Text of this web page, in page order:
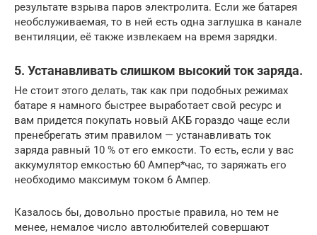
результате взрыва паров электролита. Если же батарея
необслуживаемая, то в ней есть одна заглушка в канале
вентиляции, её также извлекаем на время зарядки.
5. Устанавливать слишком высокий ток заряда.
Не стоит этого делать, так как при подобных режимах
батаре я намного быстрее выработает свой ресурс и
вам придется покупать новый АКБ гораздо чаще если
пренебрегать этим правилом — устанавливать ток
заряда равный 10 % от его емкости. То есть, если у вас
аккумулятор емкостью 60 Ампер*час, то заряжать его
необходимо максимум током 6 Ампер.
Казалось бы, довольно простые правила, но тем не
менее, немалое число автолюбителей совершают